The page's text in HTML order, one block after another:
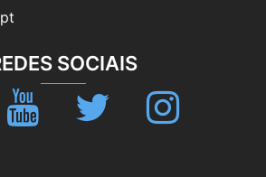
SOCIAIS
Youtube Twitter Instagram